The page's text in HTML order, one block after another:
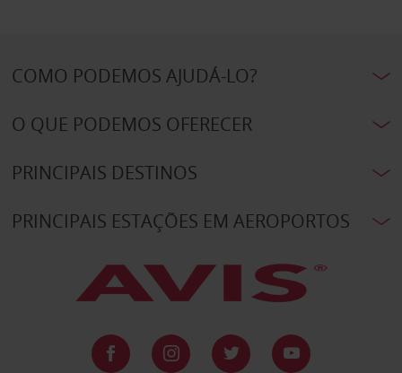
COMO PODEMOS AJUDÁ-LO?
O QUE PODEMOS OFERECER
PRINCIPAIS DESTINOS
PRINCIPAIS ESTAÇÕES EM AEROPORTOS